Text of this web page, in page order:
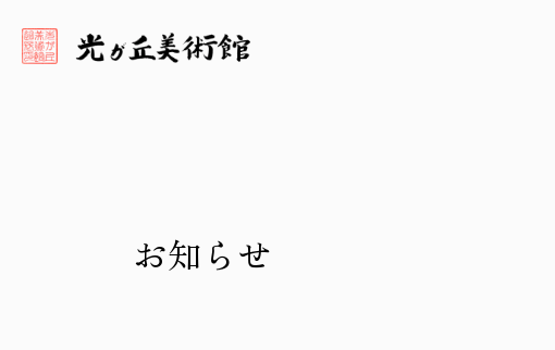
お知らせ